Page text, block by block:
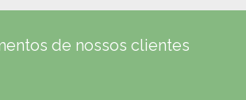
de nossos clientes